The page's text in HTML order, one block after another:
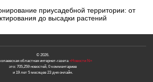
приусадебной территории: от
до высадки растений
© 2026.
областная интернет-газета«Новости N»
это: 705,259 новостей, 0 комментариев
и 19 лет 5 месяцев 23 дня онлайн.